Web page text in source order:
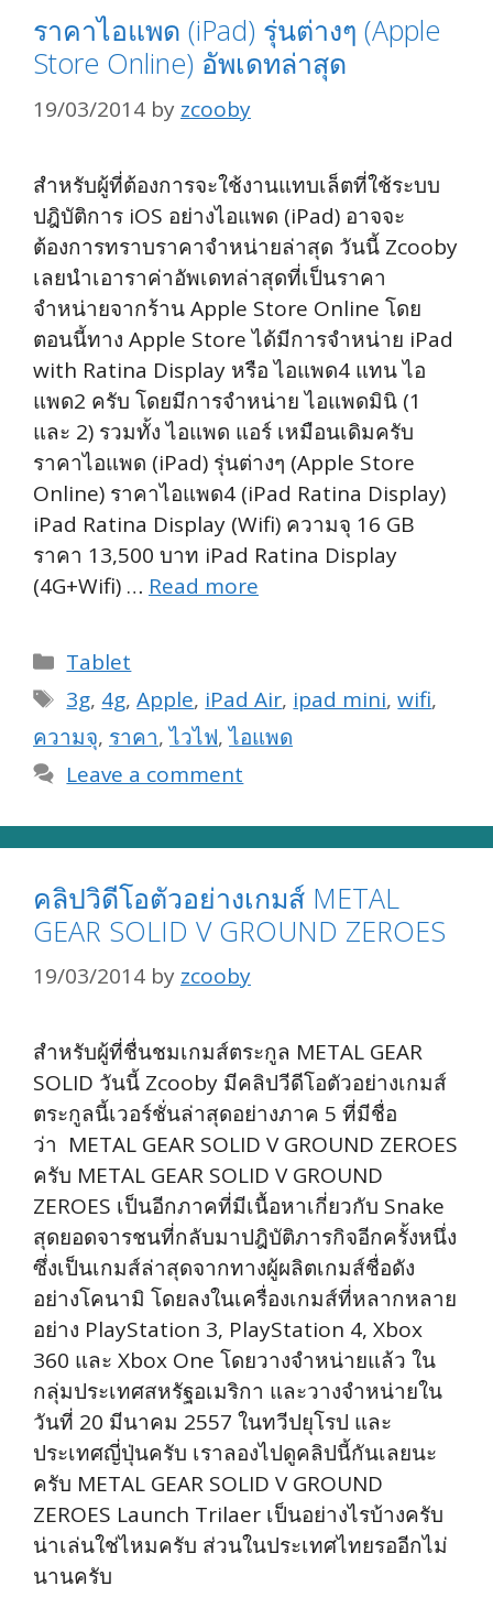
ราคาไอแพด (iPad) รุ่นต่างๆ (Apple
Store Online) อัพเดทล่าสุด
19/03/2014 by zcooby
สำหรับผู้ที่ต้องการจะใช้งานแทบเล็ตที่ใช้ระบบ
ปฎิบัติการ iOS อย่างไอแพด (iPad) อาจจะ
ต้องการทราบราคาจำหน่ายล่าสุด วันนี้ Zcooby
เลยนำเอาราค่าอัพเดทล่าสุดที่เป็นราคา
จำหน่ายจากร้าน Apple Store Online โดย
ตอนนี้ทาง Apple Store ได้มีการจำหน่าย iPad
with Ratina Display หรือ ไอแพด4 แทน ไอ
แพด2 ครับ โดยมีการจำหน่าย ไอแพดมินิ (1
และ 2) รวมทั้ง ไอแพด แอร์ เหมือนเดิมครับ
ราคาไอแพด (iPad) รุ่นต่างๆ (Apple Store
Online) ราคาไอแพด4 (iPad Ratina Display)
iPad Ratina Display (Wifi) ความจุ 16 GB
ราคา 13,500 บาท iPad Ratina Display
(4G+Wifi) … Read more
Categories
Tablet
Tags
3g, 4g,Apple, iPad Air, ipad mini,wifi,
ความจุ, ราคา,ไวไฟ,ไอแพด
Leave a comment
คลิปวิดีโอตัวอย่างเกมส์ METAL
GEAR SOLID V GROUND ZEROES
19/03/2014 by zcooby
สำหรับผู้ที่ชื่นชมเกมส์ตระกูล METAL GEAR
SOLID วันนี้ Zcooby มีคลิปวีดีโอตัวอย่างเกมส์
ตระกูลนี้เวอร์ชั่นล่าสุดอย่างภาค 5 ที่มีชื่อ
ว่า METAL GEAR SOLID V GROUND ZEROES
ครับ METAL GEAR SOLID V GROUND
ZEROES เป็นอีกภาคที่มีเนื้อหาเกี่ยวกับ Snake
สุดยอดจารชนที่กลับมาปฎิบัติภารกิจอีกครั้งหนึ่ง
ซึ่งเป็นเกมส์ล่าสุดจากทางผู้ผลิตเกมส์ชื่อดัง
อย่างโคนามิ โดยลงในเครื่องเกมส์ที่หลากหลาย
อย่าง PlayStation 3, PlayStation 4, Xbox
360 และ Xbox One โดยวางจำหน่ายแล้ว ใน
กลุ่มประเทศสหรัฐอเมริกา และวางจำหน่ายใน
วันที่ 20 มีนาคม 2557 ในทวีปยุโรป และ
ประเทศญี่ปุ่นครับ เราลองไปดูคลิปนี้กันเลยนะ
ครับ METAL GEAR SOLID V GROUND
ZEROES Launch Trilaer เป็นอย่างไรบ้างครับ
น่าเล่นใช่ไหมครับ ส่วนในประเทศไทยรออีกไม่
นานครับ